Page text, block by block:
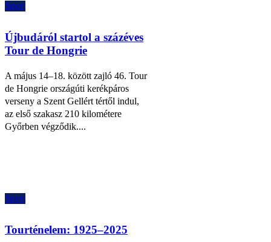
Sport
Újbudáról startol a százéves
Tour de Hongrie
A május 14–18. között zajló 46. Tour
de Hongrie országúti kerékpáros
verseny a Szent Gellért tértől indul,
az első szakasz 210 kilométere
Győrben végződik....
Sport
Tourténelem: 1925–2025